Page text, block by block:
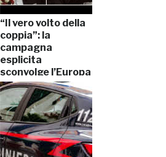
“Il vero volto della
coppia”: la
campagna
esplicita
sconvolge l’Europa